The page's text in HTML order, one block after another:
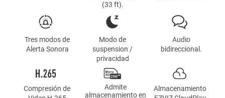
(33 ft).
Tres modos de
Alerta Sonora
Modo de
suspension /
privacidad
Audio
bidireccional.
Compresión de
Admite
almacenamiento en
Almacenamiento